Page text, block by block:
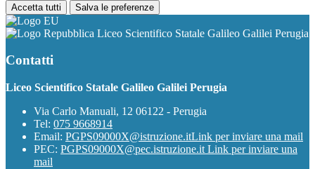
Accetta tutti Salva le preferenze
Liceo Scientifico Statale Galileo Galilei Perugia
Contatti
Liceo Scientifico Statale Galileo Galilei Perugia
Via Carlo Manuali, 12 06122 - Perugia
Tel: 075 9668914
Email: PGPS09000X@istruzione.itLink per inviare una mail
PEC: PGPS09000X@pec.istruzione.it Link per inviare una
mail